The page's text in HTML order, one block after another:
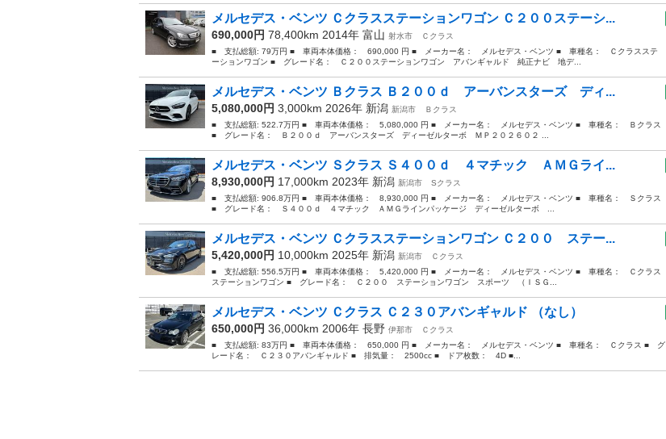
メルセデス・ベンツ Ｃクラスステーションワゴン Ｃ２００ステーシ...
690,000円 78,400km 2014年 富山 射水市
Ｃクラス
■ 支払総額: 79万円 ■ 車両本体価格： 690,000 円 ■ メーカー名： メルセデス・ベンツ ■ 車種名： Ｃクラスステ
ーションワゴン ■ グレード名： Ｃ２００ステーションワゴン アバンギャルド 純正ナビ 地デ...
メルセデス・ベンツ Ｂクラス Ｂ２００ｄ アーバンスターズ ディ...
5,080,000円 3,000km 2026年 新潟 新潟市
Ｂクラス
■ 支払総額: 522.7万円 ■ 車両本体価格： 5,080,000 円 ■ メーカー名： メルセデス・ベンツ ■ 車種名： Ｂクラス
■ グレード名： Ｂ２００ｄ アーバンスターズ ディーゼルターボ ＭＰ２０２６０２ ...
メルセデス・ベンツ Ｓクラス Ｓ４００ｄ ４マチック ＡＭＧライ...
8,930,000円 17,000km 2023年 新潟 新潟市
Sクラス
■ 支払総額: 906.8万円 ■ 車両本体価格： 8,930,000 円 ■ メーカー名： メルセデス・ベンツ ■ 車種名： Ｓクラス
■ グレード名： Ｓ４００ｄ ４マチック ＡＭＧラインパッケージ ディーゼルターボ ...
メルセデス・ベンツ Ｃクラスステーションワゴン Ｃ２００ ステー...
5,420,000円 10,000km 2025年 新潟 新潟市
Ｃクラス
■ 支払総額: 556.5万円 ■ 車両本体価格： 5,420,000 円 ■ メーカー名： メルセデス・ベンツ ■ 車種名： Ｃクラス
ステーションワゴン ■ グレード名： Ｃ２００ ステーションワゴン スポーツ （ＩＳＧ...
メルセデス・ベンツ Ｃクラス Ｃ２３０アバンギャルド （なし）
650,000円 36,000km 2006年 長野 伊那市
Ｃクラス
■ 支払総額: 83万円 ■ 車両本体価格： 650,000 円 ■ メーカー名： メルセデス・ベンツ ■ 車種名： Ｃクラス ■ グ
レード名： Ｃ２３０アバンギャルド ■ 排気量： 2500cc ■ ドア枚数： 4D ■...